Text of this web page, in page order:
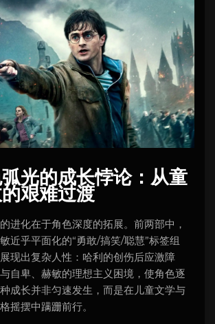
光的成长悖论：从童
艰难过渡
进化在于角色深度的拓展。前两部中，
近乎平面化的“勇敢/搞笑/聪慧”标签组
现出复杂人性：哈利的创伤后应激障
自卑、赫敏的理想主义困境，使角色逐
成长并非匀速发生，而是在儿童文学与
摇摆中蹒跚前行。